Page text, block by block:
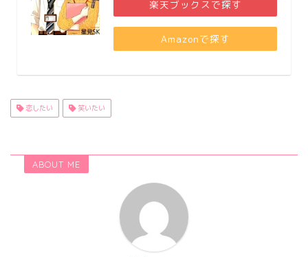
楽天ブックスで探す
Amazonで探す
恋したい 笑いたい
ABOUT ME